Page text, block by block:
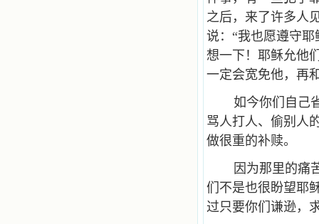
之后，来了许多人
说：“我也愿遵守
想一下！耶稣允他
一定会宽免他，再
如今你们自己
骂人打人、偷别人
做很重的补赎。
因为那里的痛
们不是也很盼望耶
过只要你们谦逊，